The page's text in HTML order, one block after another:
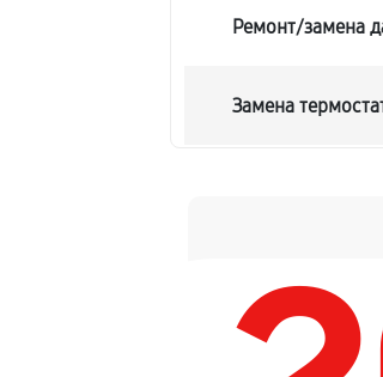
Ремонт/замена
Замена
Ремонт